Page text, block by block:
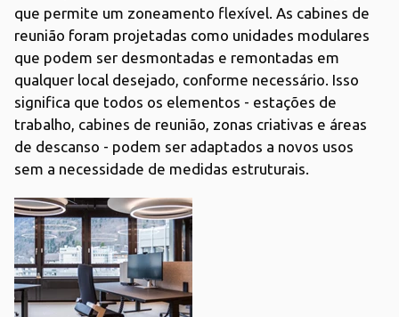
que permite um zoneamento flexível. As cabines de
reunião foram projetadas como unidades modulares
que podem ser desmontadas e remontadas em
qualquer local desejado, conforme necessário. Isso
significa que todos os elementos - estações de
trabalho, cabines de reunião, zonas criativas e áreas
de descanso - podem ser adaptados a novos usos
sem a necessidade de medidas estruturais.